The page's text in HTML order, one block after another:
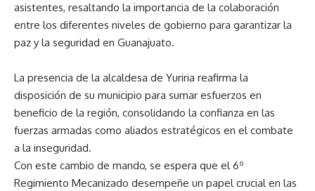
asistentes, resaltando la importancia de la colaboración
entre los diferentes niveles de gobierno para garantizar la
paz y la seguridad en Guanajuato.
La presencia de la alcaldesa de Yuriria reafirma la
disposición de su municipio para sumar esfuerzos en
beneficio de la región, consolidando la confianza en las
fuerzas armadas como aliados estratégicos en el combate
a la inseguridad.
Con este cambio de mando, se espera que el 6º
Regimiento Mecanizado desempeñe un papel crucial en las